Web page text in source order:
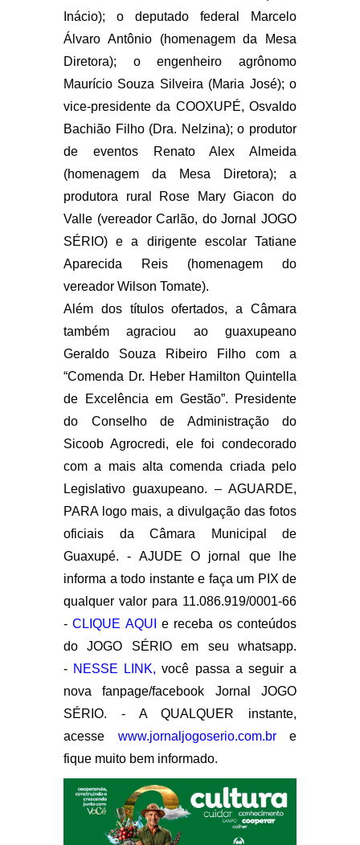
Inácio); o deputado federal Marcelo
Álvaro Antônio (homenagem da Mesa
Diretora); o engenheiro agrônomo
Maurício Souza Silveira (Maria José); o
vice-presidente da COOXUPÉ, Osvaldo
Bachião Filho (Dra. Nelzina); o produtor
de eventos Renato Alex Almeida
(homenagem da Mesa Diretora); a
produtora rural Rose Mary Giacon do
Valle (vereador Carlão, do Jornal JOGO
SÉRIO) e a dirigente escolar Tatiane
Aparecida Reis (homenagem do
vereador Wilson Tomate).
Além dos títulos ofertados, a Câmara
também agraciou ao guaxupeano
Geraldo Souza Ribeiro Filho com a
“Comenda Dr. Heber Hamilton Quintella
de Excelência em Gestão”. Presidente
do Conselho de Administração do
Sicoob Agrocredi, ele foi condecorado
com a mais alta comenda criada pelo
Legislativo guaxupeano. – AGUARDE,
PARA logo mais, a divulgação das fotos
oficiais da Câmara Municipal de
Guaxupé. - AJUDE O jornal que lhe
informa a todo instante e faça um PIX de
qualquer valor para 11.086.919/0001-66
-CLIQUE AQUI
e receba os conteúdos
do JOGO SÉRIO em seu whatsapp.
- NESSE LINK, você passa a seguir a
nova fanpage/facebook Jornal JOGO
SÉRIO. - A QUALQUER instante,
acesse www.jornaljogoserio.com.bre
fique muito bem informado.